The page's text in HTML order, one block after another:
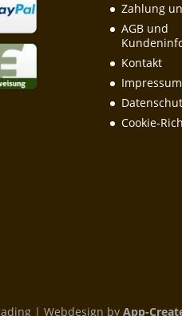
Zahlung
AGB und
Kontakt
Impressum
Cookie-
| Webdesign byApp-